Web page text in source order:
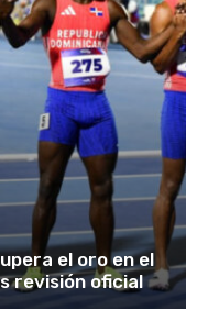
el oro en el
revisión oficial